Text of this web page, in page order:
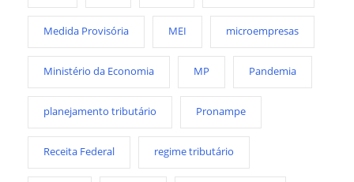
Medida Provisória MEI microempresas
Ministério da Economia MP Pandemia
planejamento tributário Pronampe
Receita Federal regime tributário